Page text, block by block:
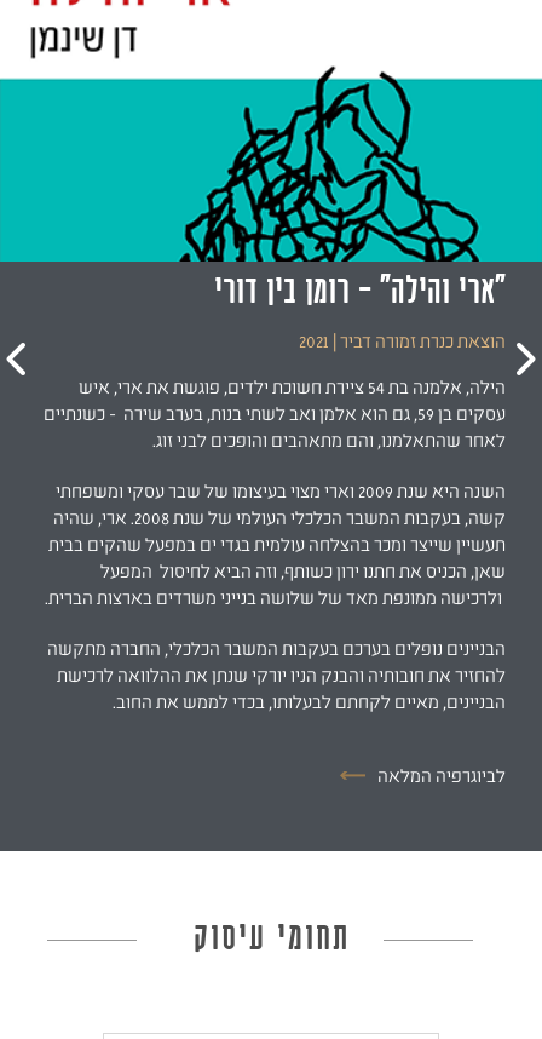
"הסנגור"
הוצאת כנרת זמורה דביר | 2016
הספר "הסנגור" הוא שילוב של סיפורת ועיון. הספר עורר עניין רב גם
בקרב משפטנים וגם אצל ציבור הקוראים שאינם משפטנים. הוא
כולל שמונה סיפורים קצרים ומרתקים - כולם מעולמו של הסנגור
כסנגור.
הסיפורים מהווים קובץ סיפורים קצרים בפני עצמו, אך הם
משמשים גם להדגמת ולהמחשת דברי המחבר אודות הדילמות
והחוויות שהן מנת חלקו של הסנגור, כמו: האם על הסנגור לשאוף
הרכה? כיצד נבנית אסטרטגית ההגנה?
תחומי עיסוק